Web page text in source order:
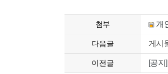
첨부 개
다음글 게시
이전글 [공